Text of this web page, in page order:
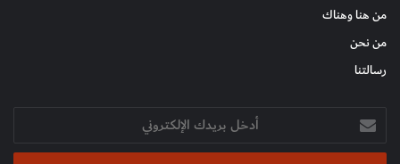
من هنا وهناك
من نحن
رسالتنا
أدخل
بريدك
الإلكتروني